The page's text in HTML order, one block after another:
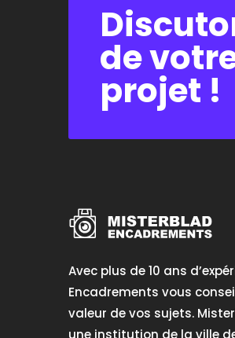
de
projet !
Avec plus de 10 ans
Encadrements vous
valeur de vos sujets.
une institution de la ville